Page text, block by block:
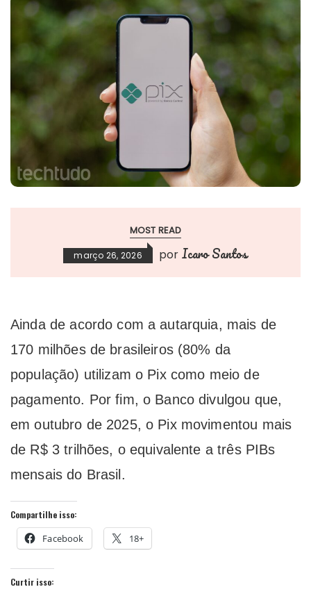
MOST READ
março 26, 2026 por Icaro Santos
Ainda de acordo com a autarquia, mais de
170 milhões de brasileiros (80% da
população) utilizam o Pix como meio de
pagamento. Por fim, o Banco divulgou que,
em outubro de 2025, o Pix movimentou mais
de R$ 3 trilhões, o equivalente a três PIBs
mensais do Brasil.
Compartilhe isso:
Facebook 18+
Curtir isso: